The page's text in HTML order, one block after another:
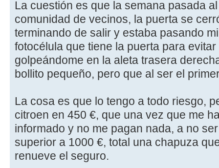
La cuestión es que la semana pasada
comunidad de vecinos, la puerta se
terminando de salir y estaba pasando
fotocélula que tiene la puerta para
golpeándome en la aleta trasera
bollito pequeño, pero que al ser el
La cosa es que lo tengo a todo riesgo,
citroen en 450 €, que una vez que me
informado y no me pagan nada, a no
superior a 1000 €, total una chapuza
renueve el seguro.